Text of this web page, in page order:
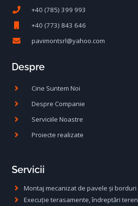
+40 (785) 399 993
+40 (773) 843 646
pavimontsrl@yahoo.com
Despre
Cine Suntem Noi
Despre Companie
Serviciile Noastre
Proiecte realizate
Servicii
Montaj mecanizat de pavele și borduri
Execuție terasamente, îndreptări teren